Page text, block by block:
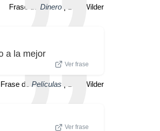
Frase de Dinero | Billy Wilder
a la mejor
Ver frase
Frase de Películas | Billy Wilder
Ver frase